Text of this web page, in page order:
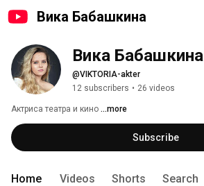
Вика Бабашкина
Вика Бабашкина
@VIKTORIA-akter
12 subscribers • 26 videos
Актриса театра и кино ...more
Subscribe
Home Videos Shorts Search